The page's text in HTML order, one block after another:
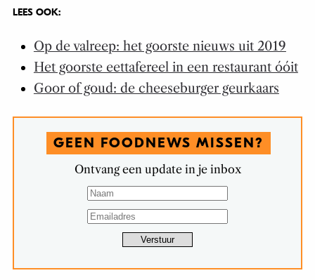
LEES OOK:
Op de valreep: het goorste nieuws uit 2019
Het goorste eettafereel in een restaurant óóit
Goor of goud: de cheeseburger geurkaars
GEEN FOODNEWS MISSEN?
Ontvang een update in je inbox